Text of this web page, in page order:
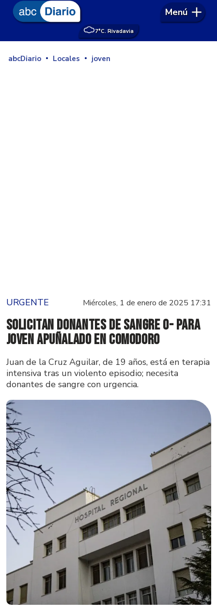
7°C. Rivadavia
Menú
abcDiario Locales joven
URGENTE Miércoles, 1 de enero de 2025 17:31
Solicitan donantes de sangre 0- para
joven apuñalado en Comodoro
Juan de la Cruz Aguilar, de 19 años, está en terapia
intensiva tras un violento episodio; necesita
donantes de sangre con urgencia.